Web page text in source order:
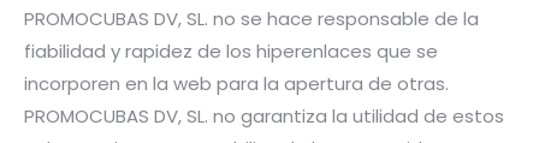
PROMOCUBAS DV, SL. no se hace responsable de la
fiabilidad y rapidez de los hiperenlaces que se
incorporen en la web para la apertura de otras.
PROMOCUBAS DV, SL. no garantiza la utilidad de estos